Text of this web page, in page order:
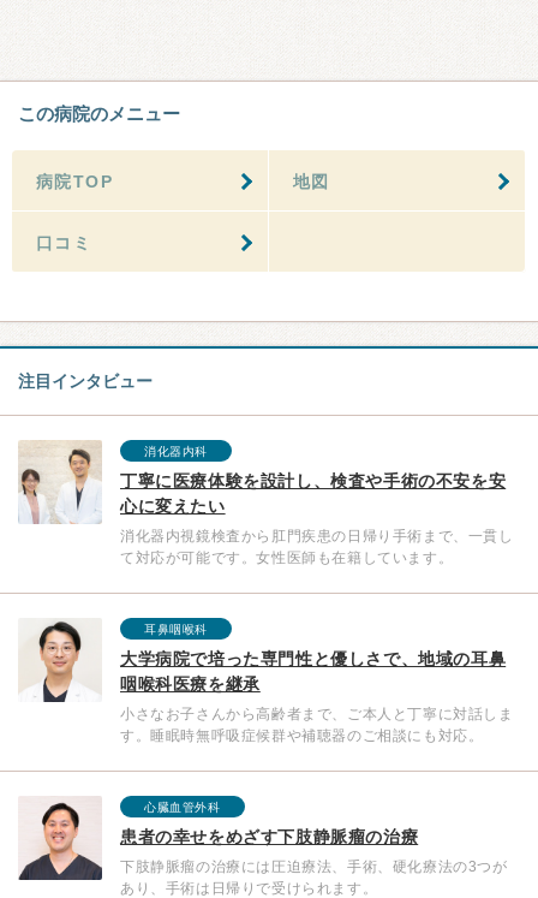
この病院のメニュー
病院TOP 地図
口コミ
注目インタビュー
消化器内科
丁寧に医療体験を設計し、検査や手術の不安を安
心に変えたい
消化器内視鏡検査から肛門疾患の日帰り手術まで、一貫し
て対応が可能です。女性医師も在籍しています。
耳鼻咽喉科
大学病院で培った専門性と優しさで、地域の耳鼻
咽喉科医療を継承
小さなお子さんから高齢者まで、ご本人と丁寧に対話しま
す。睡眠時無呼吸症候群や補聴器のご相談にも対応。
心臓血管外科
患者の幸せをめざす下肢静脈瘤の治療
下肢静脈瘤の治療には圧迫療法、手術、硬化療法の3つが
あり、手術は日帰りで受けられます。